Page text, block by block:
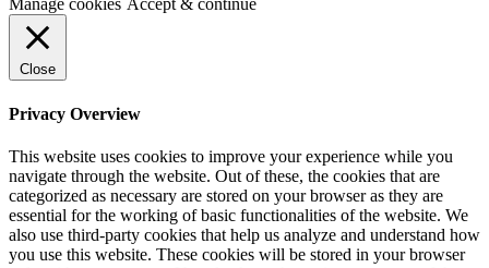
Manage cookies Accept & continue
Close
Privacy Overview
This website uses cookies to improve your experience while you
navigate through the website. Out of these, the cookies that are
categorized as necessary are stored on your browser as they are
essential for the working of basic functionalities of the website. We
also use third-party cookies that help us analyze and understand how
you use this website. These cookies will be stored in your browser